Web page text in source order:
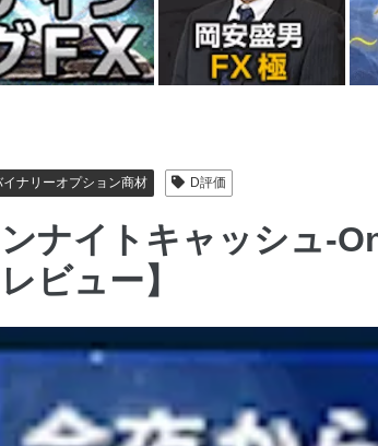
イナリーオプション商材 D評価
ナイトキャッシュ-
ビュー】